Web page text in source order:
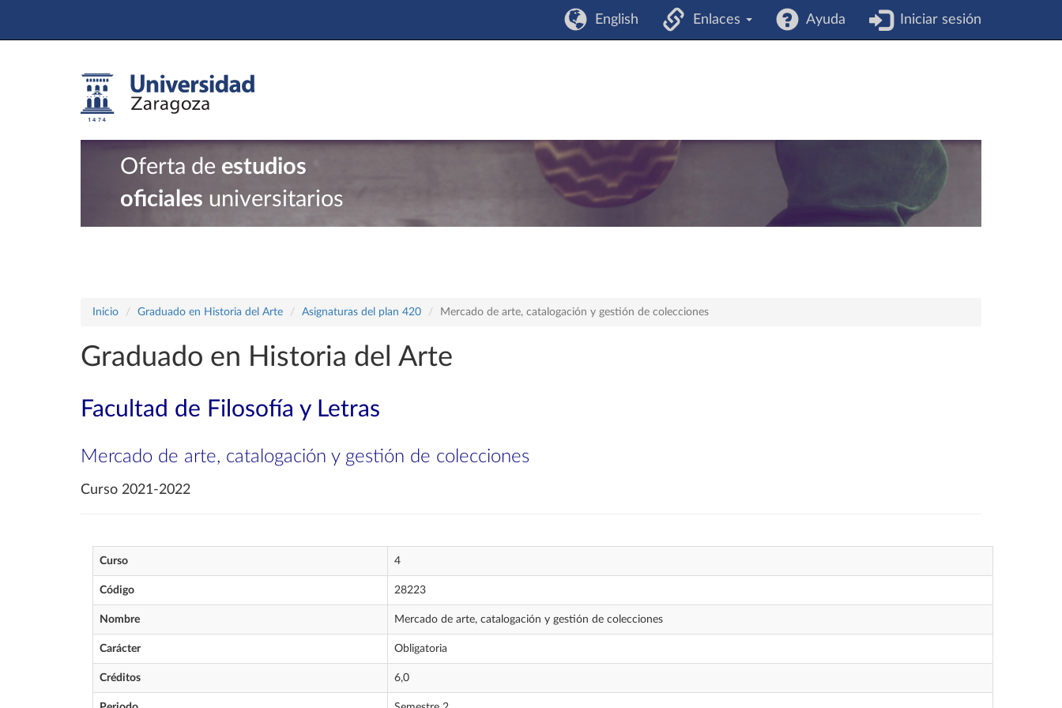
English Enlaces Ayuda Iniciar sesión
Oferta de estudios
oficiales universitarios
Inicio Graduado en Historia del Arte Asignaturas del plan 420 Mercado de arte, catalogación y gestión de colecciones
Graduado en Historia del Arte
Facultad de Filosofía y Letras
Mercado de arte, catalogación y gestión de colecciones
Curso 2021-2022
Curso 4
Código 28223
Nombre Mercado de arte, catalogación y gestión de colecciones
Carácter Obligatoria
Créditos 6,0